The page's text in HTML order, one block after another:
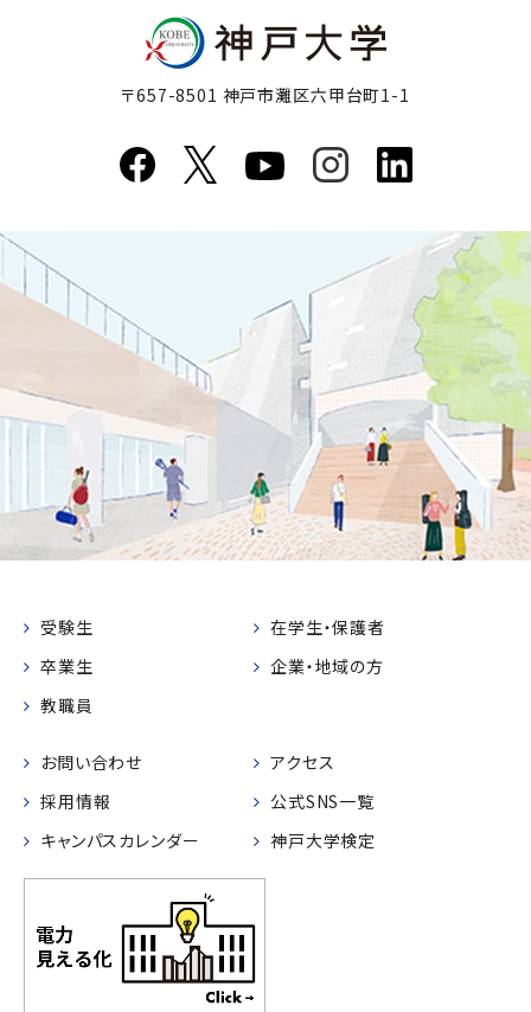
〒657-8501 神戸市灘区六甲台町1-1
受験生
在学生・保護者
卒業生
企業・地域の方
教職員
お問い合わせ
アクセス
採用情報
公式SNS一覧
キャンパスカレンダー
神戸大学検定